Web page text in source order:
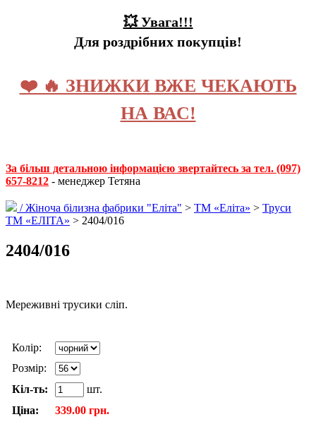
💥 Увага!!!
Для роздрібних покупців!
❤️ 🔥 ЗНИЖКИ ВЖЕ ЧЕКАЮТЬ
НА ВАС!
За більш детальною інформацією звертайтесь за тел. (097)
657-8212 - менеджер Тетяна
/Жіноча білизна фабрики "Еліта" > ТМ «Еліта» > Труси
ТМ «ЕЛІТА» > 2404/016
2404/016
Мереживні трусики сліп.
Колір:
Розмір:
Кіл-ть:
шт.
Ціна:
339.00 грн.